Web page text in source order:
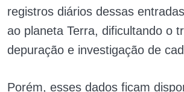
registros diários dessas
ao planeta Terra, dificultando o
depuração e investigação de
Porém, esses dados ficam